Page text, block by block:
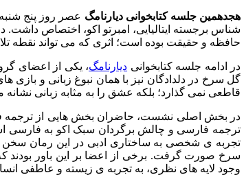
هجدهمین جلسه کتابخوانی دیارنامگ عصر روز پنج شنبه، 8 آبان، در دفتر این انتشارات و با همکاری آیه هوم برگزار شد. این نشست کتابخوانی به بررسی و
شناس برجسته ایتالیایی، امبرتو اکو، اختصاص داشت.
حافظه و حقیقت بوده است؛ اثری که می تواند نقطه
در ادامه جلسه کتابخوانی دیارنامگ، یکی از اعضای
گل سرخ در دلدادگان نیز با همان نبوغ زبانی و بازی
قاطعی نمی گذارد؛ بلکه عشق را به مثابه زبانی
در بخش اصلی نشست، حاضران بخش هایی از ترجمه
ترجمه فارسی و چالش برگردان سبک اکو به فارسی
تجربه ی شخصی به ساختاری ادبی در این رمان سخن
سرخ صورت گرفت. برخی از اعضا بر این باور بودند
وجود لایه های نظری، به تجربه ی زیسته و عاطفی